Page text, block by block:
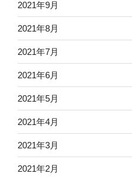
2021年9月
2021年8月
2021年7月
2021年6月
2021年5月
2021年4月
2021年3月
2021年2月